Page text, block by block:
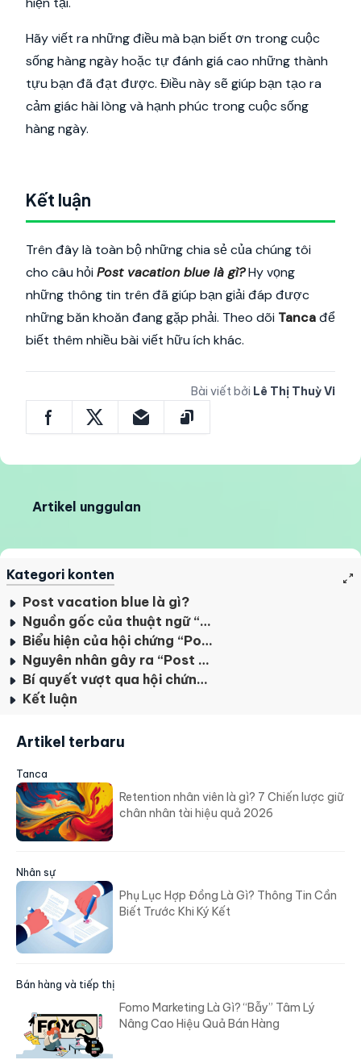
Hãy viết ra những điều mà bạn biết ơn trong cuộc
sống hàng ngày hoặc tự đánh giá cao những thành
tựu bạn đã đạt được. Điều này sẽ giúp bạn tạo ra
cảm giác hài lòng và hạnh phúc trong cuộc sống
hàng ngày.
Kết luận
Trên đây là toàn bộ những chia sẻ của chúng tôi
cho câu hỏi Post vacation blue là gì?Hy vọng
những thông tin trên đã giúp bạn giải đáp được
những băn khoăn đang gặp phải. Theo dõi Tancađể
biết thêm nhiều bài viết hữu ích khác.
Bài viết bởi Lê Thị Thuỳ Vi
Artikel unggulan
Kategori konten
Post vacation blue là gì?
Nguồn gốc của thuật ngữ “Post vacation blue”
Biểu hiện của hội chứng “Post vacation blue”
Nguyên nhân gây ra “Post vacation blue”
Bí quyết vượt qua hội chứng hậu kỳ nghỉ
Kết luận
Artikel terbaru
Tanca
Retention nhân viên là gì? 7 Chiến lược giữ
chân nhân tài hiệu quả 2026
Nhân sự
Phụ Lục Hợp Đồng Là Gì? Thông Tin Cần
Biết Trước Khi Ký Kết
Bán hàng và tiếp thị
Fomo Marketing Là Gì? “Bẫy” Tâm Lý
Nâng Cao Hiệu Quả Bán Hàng